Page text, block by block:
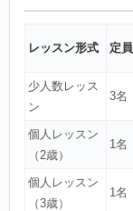
レッスン形式 定員
少人数レッス
ン
3名
個人レッスン
（2歳）
1名
個人レッスン
（3歳）
1名